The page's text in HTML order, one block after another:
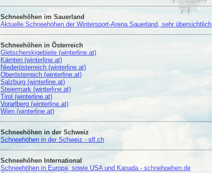
Schneehöhen im Sauerland
Aktuelle Schneehöhen der Wintersport-Arena Sauerland, sehr übersichtlich
Schneehöhen in Österreich
Gletscherskigebiete (winterline.at)
Kärnten (winterline.at)
Niederösterreich (winterline.at)
Oberösterreich (winterline.at)
Salzburg (winterline.at)
Steiermark (winterline.at)
Tirol (winterline.at)
Vorarlberg (winterline.at)
Wien (winterline.at)
Schneehöhen in der Schweiz
Schneehöhen in der Schweiz - slf.ch
Schneehöhen International
Schneehöhen in Europa, sowie USA und Kanada - schnehoehen.de